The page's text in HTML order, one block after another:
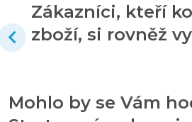
Zákazníci, kteří
zboží, si rovněž
Mohlo by se Vám